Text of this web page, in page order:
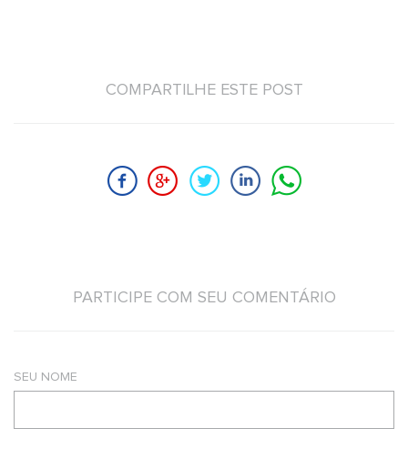
COMPARTILHE ESTE POST
PARTICIPE COM SEU COMENTÁRIO
SEU NOME